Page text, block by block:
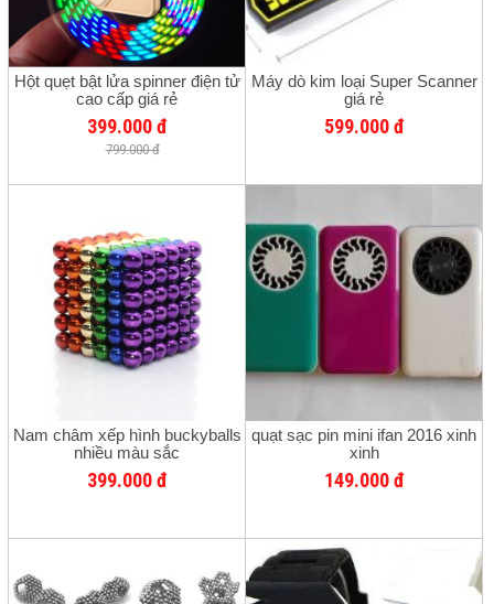
Hột quẹt bật lửa spinner điện tử
cao cấp giá rẻ
399.000 đ
799.000 đ
Máy dò kim loại Super Scanner
giá rẻ
599.000 đ
Nam châm xếp hình buckyballs
nhiều màu sắc
399.000 đ
quạt sạc pin mini ifan 2016 xinh
xinh
149.000 đ